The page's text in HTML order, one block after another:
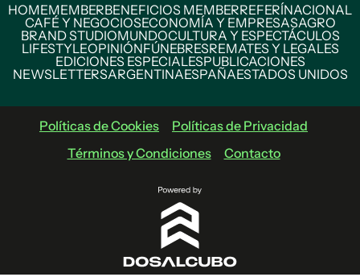
HOMEMEMBERBENEFICIOS MEMBERREFERÍNACIONAL
CAFÉ Y NEGOCIOSECONOMÍA Y EMPRESASAGRO
BRAND STUDIOMUNDOCULTURA Y ESPECTÁCULOS
LIFESTYLEOPINIÓNFÚNEBRESREMATES Y LEGALES
EDICIONES ESPECIALESPUBLICACIONES
NEWSLETTERSARGENTINAESPAÑAESTADOS UNIDOS
Políticas de Cookies
Políticas de Privacidad
Términos y Condiciones
Contacto